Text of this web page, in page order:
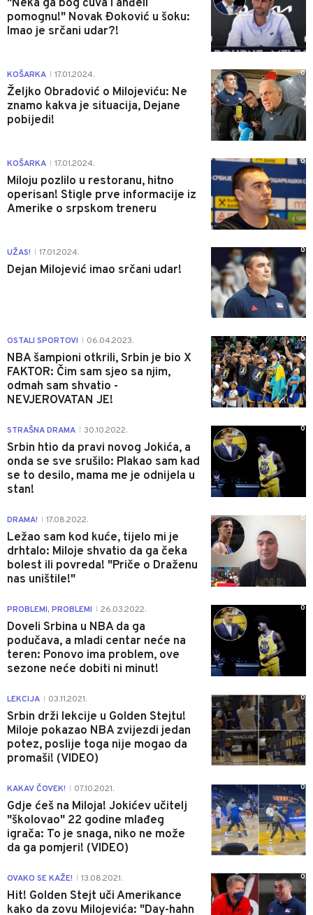
"Neka ga bog čuva i anđeli
pomognu!" Novak Đoković u šoku:
Imao je srčani udar?!
KOŠARKA 17.01.2024.
Željko Obradović o Milojeviću: Ne
znamo kakva je situacija, Dejane
pobijedi!
0
KOŠARKA 17.01.2024.
Miloju pozlilo u restoranu, hitno
operisan! Stigle prve informacije iz
Amerike o srpskom treneru
0
UŽAS! 17.01.2024.
Dejan Milojević imao srčani udar!
0
OSTALI SPORTOVI 06.04.2023.
NBA šampioni otkrili, Srbin je bio X
FAKTOR: Čim sam sjeo sa njim,
odmah sam shvatio -
NEVJEROVATAN JE!
0
STRAŠNA DRAMA 30.10.2022.
Srbin htio da pravi novog Jokića, a
onda se sve srušilo: Plakao sam kad
se to desilo, mama me je odnijela u
stan!
0
DRAMA! 17.08.2022.
Ležao sam kod kuće, tijelo mi je
drhtalo: Miloje shvatio da ga čeka
bolest ili povreda! "Priče o Draženu
nas uništile!"
0
PROBLEMI, PROBLEMI 26.03.2022.
Doveli Srbina u NBA da ga
podučava, a mladi centar neće na
teren: Ponovo ima problem, ove
sezone neće dobiti ni minut!
0
LEKCIJA 03.11.2021.
Srbin drži lekcije u Golden Stejtu!
Miloje pokazao NBA zvijezdi jedan
potez, poslije toga nije mogao da
promaši! (VIDEO)
0
KAKAV ČOVEK! 07.10.2021.
Gdje ćeš na Miloja! Jokićev učitelj
"školovao" 22 godine mlađeg
igrača: To je snaga, niko ne može
da ga pomjeri! (VIDEO)
0
OVAKO SE KAŽE! 13.08.2021.
Hit! Golden Stejt uči Amerikance
kako da zovu Milojevića: "Day-hahn
0